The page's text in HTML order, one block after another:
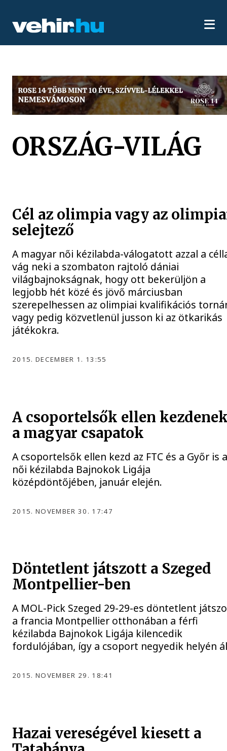
ORSZÁG-VILÁG
Cél az olimpia vagy az
selejtező
A magyar női kézilabda-válogatott azzal a
vág neki a szombaton rajtoló dániai
világbajnokságnak, hogy ott bekerüljön a
legjobb hét közé és jövő márciusban
szerepelhessen az olimpiai kvalifikációs
vagy pedig közvetlenül jusson ki az ötkarikás
játékokra.
2015. DECEMBER 1. 13:55
A csoportelsők ellen
a magyar csapatok
A csoportelsők ellen kezd az FTC és a Győr is
női kézilabda Bajnokok Ligája
középdöntőjében, január elején.
2015. NOVEMBER 30. 17:47
Döntetlent játszott a Szeged
Montpellier-ben
A MOL-Pick Szeged 29-29-es döntetlent
a francia Montpellier otthonában a férfi
kézilabda Bajnokok Ligája kilencedik
fordulójában, így a csoport negyedik helyén
2015. NOVEMBER 29. 18:41
Hazai vereségével kiesett a